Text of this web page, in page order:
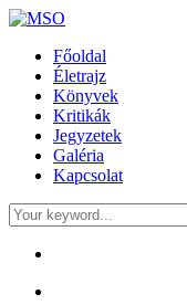
Főoldal
Életrajz
Könyvek
Kritikák
Jegyzetek
Galéria
Kapcsolat